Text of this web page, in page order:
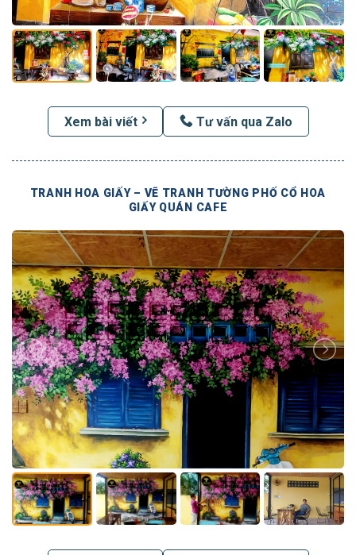
Xem bài viết Tư vấn qua Zalo
TRANH HOA GIẤY – VẼ TRANH TƯỜNG PHỐ CỔ HOA
GIẤY QUÁN CAFE